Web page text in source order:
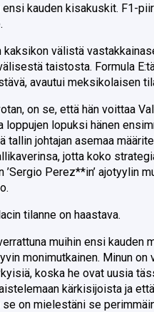
ensi kauden kisakuskit. F1-
välistä
taistosta. Formula
avautui meksikolaisen
on se, että hän voittaa
loppujen lopuksi hänen
tallin johtajan asemaa
jotta koko
Perez**in’ ajotyylin
tilanne on haastava.
muihin ensi kauden
monimutkainen. Minun on
koska he ovat uusia
kärkisijoista ja
on mielestäni se